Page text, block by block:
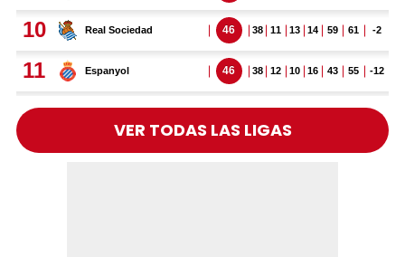
VER TODAS LAS LIGAS